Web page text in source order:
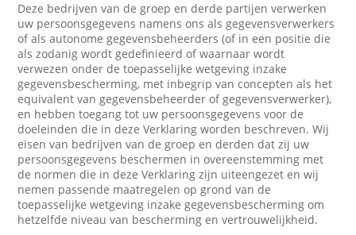
Deze bedrijven van de groep en derde partijen verwerken
uw persoonsgegevens namens ons als gegevensverwerkers
of als autonome gegevensbeheerders (of in een positie die
als zodanig wordt gedefinieerd of waarnaar wordt
verwezen onder de toepasselijke wetgeving inzake
gegevensbescherming, met inbegrip van concepten als het
equivalent van gegevensbeheerder of gegevensverwerker),
en hebben toegang tot uw persoonsgegevens voor de
doeleinden die in deze Verklaring worden beschreven. Wij
eisen van bedrijven van de groep en derden dat zij uw
persoonsgegevens beschermen in overeenstemming met
de normen die in deze Verklaring zijn uiteengezet en wij
nemen passende maatregelen op grond van de
toepasselijke wetgeving inzake gegevensbescherming om
hetzelfde niveau van bescherming en vertrouwelijkheid.